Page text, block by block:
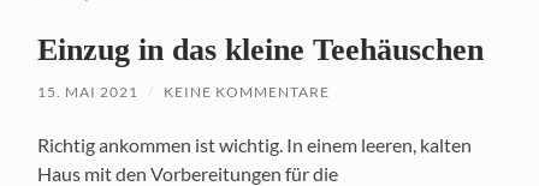
Einzug in das kleine Teehäuschen
15. MAI 2021 / KEINE KOMMENTARE
Richtig ankommen ist wichtig. In einem leeren, kalten
Haus mit den Vorbereitungen für die